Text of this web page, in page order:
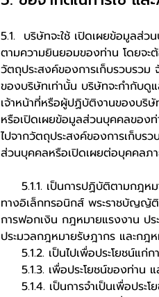
5.1. บริษัทจะใช้ เปิดเผยข้อมูลส่ว
ตามความยินยอมของท่าน โดยจะต้
วัตถุประสงค์ของการเก็บรวบรวม
ของบริษัทเท่านั้น บริษัทจะกำกับดู
เจ้าหน้าที่หรือผู้ปฏิบัติงานของบริษั
หรือเปิดเผยข้อมูลส่วนบุคคลของ
ไปจากวัตถุประสงค์ของการเก็บร
ส่วนบุคคลหรือเปิดเผยต่อบุคคลภ
5.1.1. เป็นการปฏิบัติตามกฎห
ทางอิเล็กทรอนิกส์ พระราชบัญญั
การฟอกเงิน กฎหมายแรงงาน ป
ประมวลกฎหมายรัษฎากร และก
5.1.2. เป็นไปเพื่อประโยชน์แ
5.1.3. เพื่อประโยชน์ของท่าน แ
5.1.4. เป็นการจำเป็นเพื่อประ